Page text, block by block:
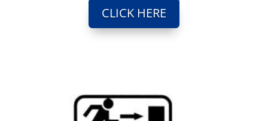
CLICK HERE